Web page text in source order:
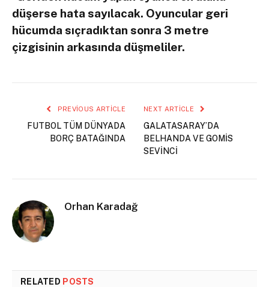
düşerse hata sayılacak. Oyuncular geri
hücumda sıçradıktan sonra 3 metre
çizgisinin arkasında düşmeliler.
PREVIOUS ARTICLE
FUTBOL TÜM DÜNYADA
BORÇ BATAĞINDA
NEXT ARTICLE
GALATASARAY’DA
BELHANDA VE GOMİS
SEVİNCİ
Orhan Karadağ
RELATED POSTS